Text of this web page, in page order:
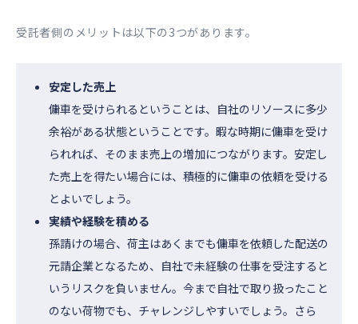
受託者側のメリットは以下の3つがあります。
安定した売上
傭車を受けられるということは、自社のリソースに多少
余裕がある状態ということです。暇な時期に傭車を受け
られれば、そのまま売上の増加につながります。安定し
た売上を得たい場合には、積極的に傭車の依頼を受ける
とよいでしょう。
実績や経験を積める
孫請けの場合、荷主はあくまでも傭車を依頼した配送の
元請企業となるため、自社で未経験の仕事を受注すると
いうリスクを負いません。今まで自社で取り扱ったこと
のない荷物でも、チャレンジしやすいでしょう。さら